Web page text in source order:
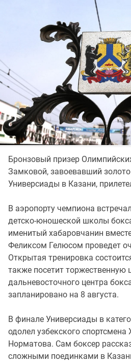
Бронзовый призер
Замковой, завоевавший
Универсиады в Казани,
В аэропорту чемпиона
детско-юношеской школы
именитый хабаровчанин
Феликсом Гелюсом проведет
Открытая тренировка
также посетит
дальневосточного центра
запланировано на 8 августа.
В финале Универсиады в
одолел узбекского
Норматова. Сам боксер
сложными поединками в